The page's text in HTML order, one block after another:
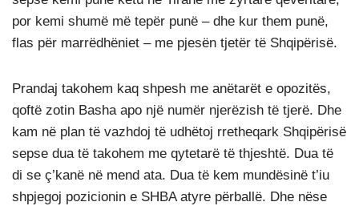
por kemi shumë më tepër punë – dhe kur them punë,
flas për marrëdhëniet – me pjesën tjetër të Shqipërisë.
Prandaj takohem kaq shpesh me anëtarët e opozitës,
qoftë zotin Basha apo një numër njerëzish të tjerë. Dhe
kam në plan të vazhdoj të udhëtoj rretheqark Shqipërisë
sepse dua të takohem me qytetarë të thjeshtë. Dua të
di se ç’kanë në mend ata. Dua të kem mundësinë t’iu
shpjegoj pozicionin e SHBA atyre përballë. Dhe nëse